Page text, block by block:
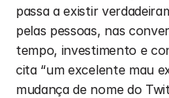
passa a existir
pelas pessoas, nas
tempo, investimento e
cita “um excelente mau
mudança de nome do